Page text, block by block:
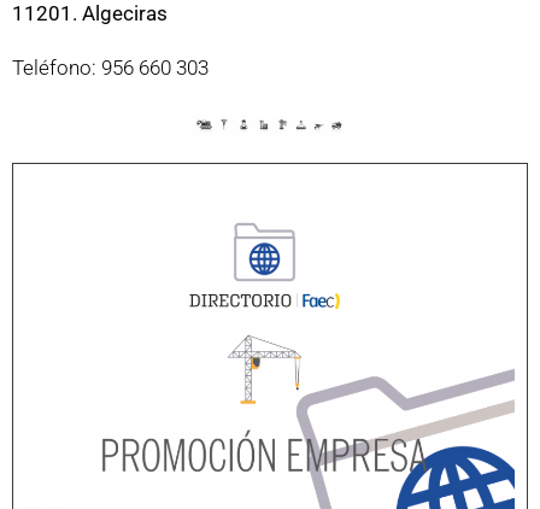
11201. Algeciras
Teléfono: 956 660 303